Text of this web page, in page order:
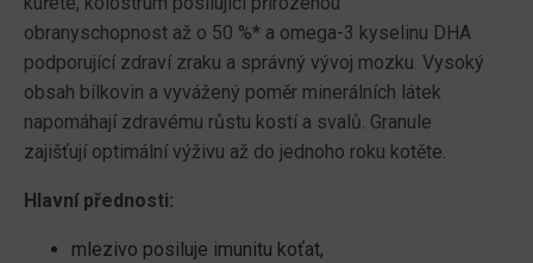
obranyschopnost až o 50 %* a omega-3 kyselinu DHA
podporující zdraví zraku a správný vývoj mozku. Vysoký
obsah bílkovin a vyvážený poměr minerálních látek
napomáhají zdravému růstu kostí a svalů. Granule
zajišťují optimální výživu až do jednoho roku kotěte.
Hlavní přednosti:
mlezivo posiluje imunitu koťat,